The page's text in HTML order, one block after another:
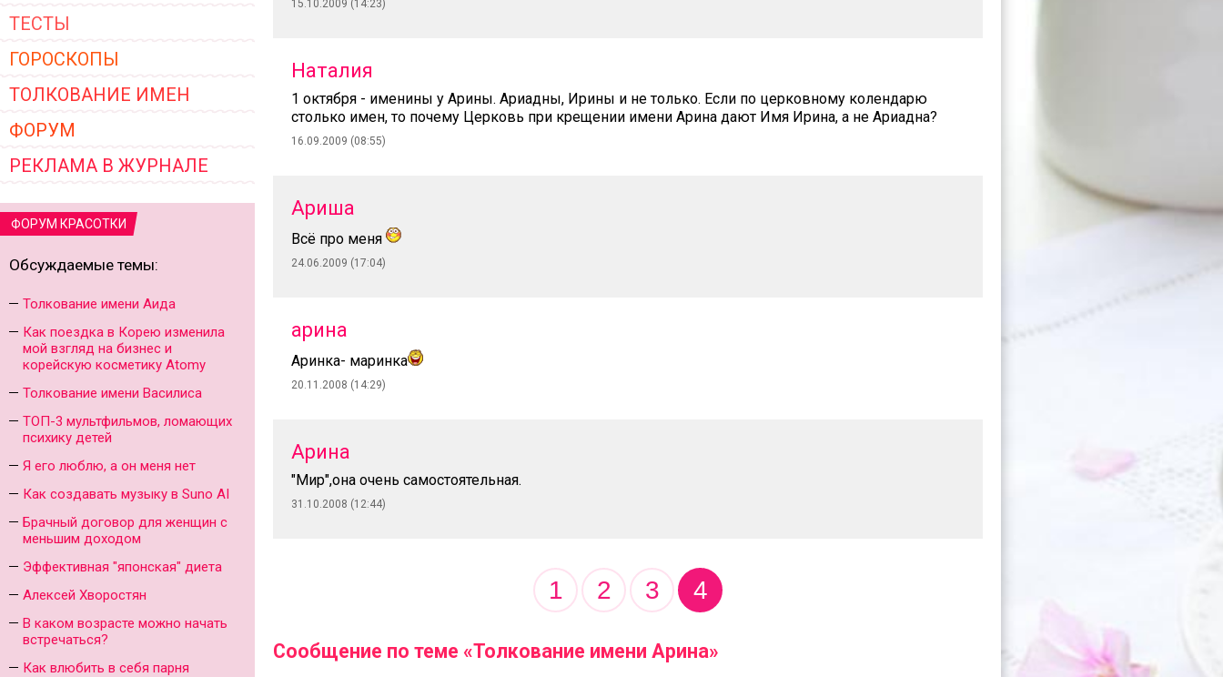
ТЕСТЫ
ГОРОСКОПЫ
ТОЛКОВАНИЕ ИМЕН
ФОРУМ
РЕКЛАМА В ЖУРНАЛЕ
ФОРУМ КРАСОТКИ
Обсуждаемые темы:
Толкование имени Аида
Как поездка в Корею изменила
мой взгляд на бизнес и
корейскую косметику Atomy
Толкование имени Василиса
ТОП-3 мультфильмов, ломающих
психику детей
Я его люблю, а он меня нет
Как создавать музыку в Suno AI
Брачный договор для женщин с
меньшим доходом
Эффективная "японская" диета
Алексей Хворостян
В каком возрасте можно начать
встречаться?
Как влюбить в себя парня
15.10.2009 (14:23)
Наталия
1 октября - именины у Арины. Ариадны, Ирины и не только. Если по церковному колендарю
столько имен, то почему Церковь при крещении имени Арина дают Имя Ирина, а не Ариадна?
16.09.2009 (08:55)
Ариша
Всё про меня
24.06.2009 (17:04)
арина
Аринка- маринка
20.11.2008 (14:29)
Арина
"Мир",она очень самостоятельная.
31.10.2008 (12:44)
1 2 3 4
Сообщение по теме «Толкование имени Арина»